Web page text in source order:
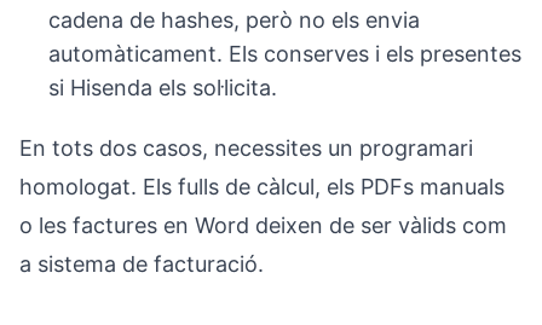
cadena de hashes, però no els envia
automàticament. Els conserves i els presentes
si Hisenda els sol·licita.
En tots dos casos, necessites un programari
homologat. Els fulls de càlcul, els PDFs manuals
o les factures en Word deixen de ser vàlids com
a sistema de facturació.